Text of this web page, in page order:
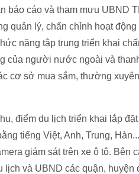
báo cáo và tham mưu UBND
quản lý, chấn chỉnh hoạt
năng tập trung triển khai
của người nước ngoài và
cơ sở mua sắm, thường
điểm du lịch triển khai lắp
tiếng Việt, Anh, Trung,
giám sát trên xe ô tô. Bên
và UBND các quận, huyện